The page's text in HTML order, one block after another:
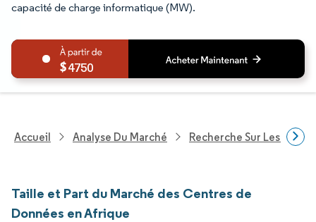
capacité de charge informatique (MW).
4750
Accueil Analyse Du Marché Recherche Sur Les
Taille et Part du Marché des Centres de
Données en Afrique